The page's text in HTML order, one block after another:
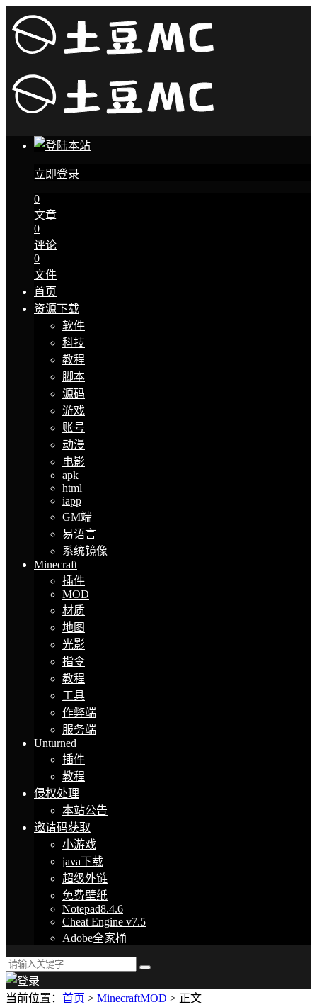
立即登录
0
文章
0
评论
0
文件
首页
资源下载
软件
科技
教程
脚本
源码
游戏
账号
动漫
电影
apk
html
iapp
GM端
易语言
系统镜像
Minecraft
插件
MOD
材质
地图
光影
指令
教程
工具
作弊端
服务端
Unturned
插件
教程
侵权处理
本站公告
邀请码获取
小游戏
java下载
超级外链
免费壁纸
Notepad8.4.6
Cheat Engine v7.5
Adobe全家桶
当前位置： 首页 > MinecraftMOD > 正文